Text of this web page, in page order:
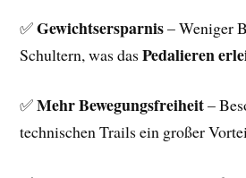
✅Gewichtsersparnis– Weniger
Schultern, was dasPedalieren
✅Mehr Bewegungsfreiheit–
technischen Trails ein großer